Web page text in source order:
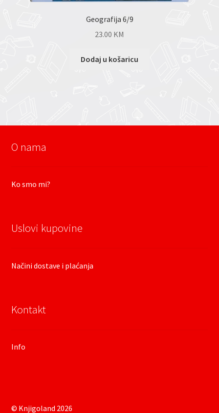
Geografija 6/9
23.00 KM
Dodaj u košaricu
O nama
Ko smo mi?
Uslovi kupovine
Načini dostave i plaćanja
Kontakt
Info
© Knjigoland 2026